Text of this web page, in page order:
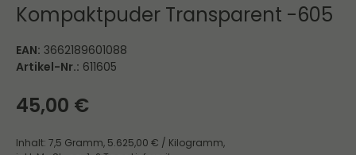
Kompaktpuder Transparent -605
EAN: 3662189601088
Artikel-Nr.: 611605
45,00 €
Inhalt: 7,5 Gramm, 5.625,00 € / Kilogramm,